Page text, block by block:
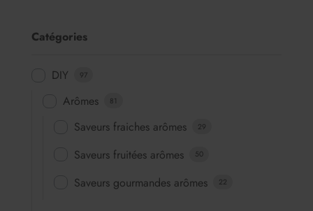
Catégories
DIY 97
Arômes 81
Saveurs fraiches arômes 29
Saveurs fruitées arômes 50
Saveurs gourmandes arômes 22